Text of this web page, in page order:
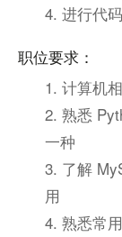
4. 进行代
职位要求：
1. 计算机
2. 熟悉
一种
3. 了解
用
4. 熟悉常